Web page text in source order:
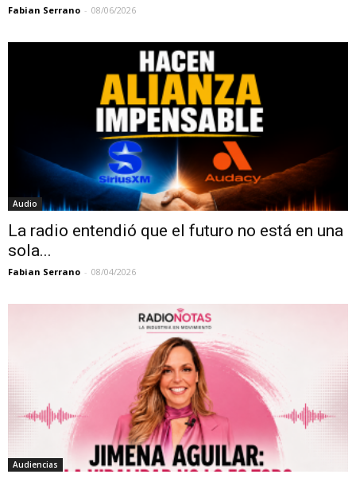
Fabian Serrano - 08/06/2026
Audio
La radio entendió que el futuro no está en una
sola...
Fabian Serrano - 08/04/2026
Audiencias